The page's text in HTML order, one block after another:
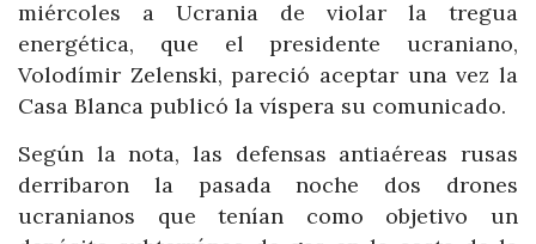
miércoles a Ucrania de violar la tregua
energética, que el presidente ucraniano,
Volodímir Zelenski, pareció aceptar una vez la
Casa Blanca publicó la víspera su comunicado.
Según la nota, las defensas antiaéreas rusas
derribaron la pasada noche dos drones
ucranianos que tenían como objetivo un